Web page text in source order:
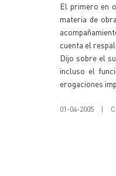
El primero en
materia de
cuenta el
Dijo sobre el
incluso el
erogaciones
01-04-2005 |